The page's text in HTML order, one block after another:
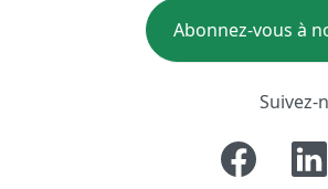
Abonnez-vous à
Suivez-